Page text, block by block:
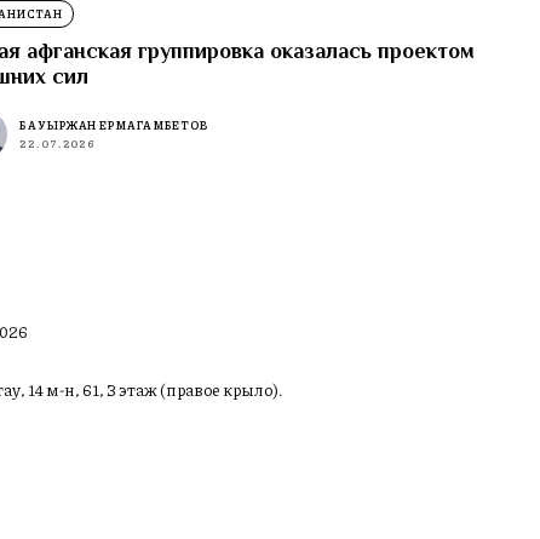
афганская группировка оказалась проектом
сил
БАУЫРЖАН ЕРМАГАМБЕТОВ
22.07.2026
14 м-н, 61, 3 этаж (правое крыло).